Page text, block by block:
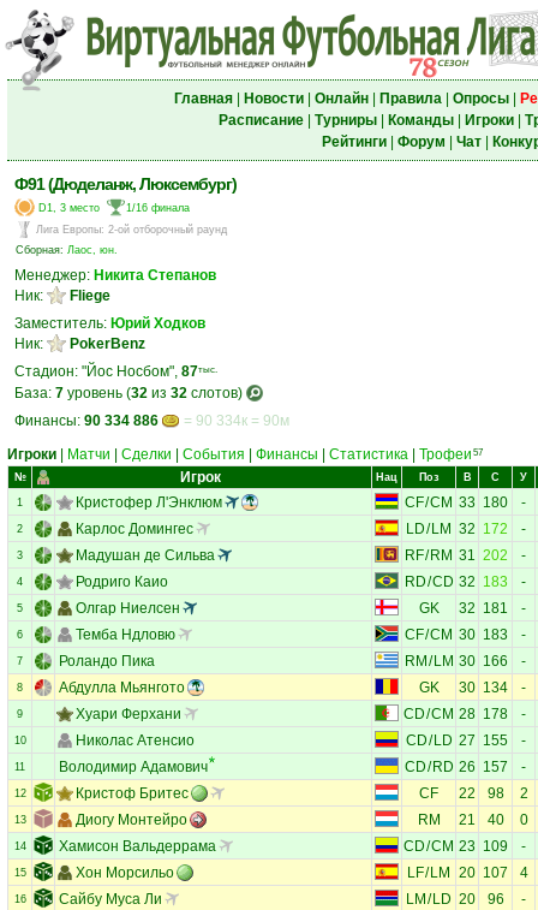
Главная| Новости| Онлайн| Правила| Опросы|
Расписание| Турниры| Команды| Игроки|
Рейтинги| Форум Чат|
Ф91 (Дюделанж, Люксембург)
D1, 3 место
1/16 финала
Лига Европы: 2-ой отборочный раунд
Сборная: Лаос, юн.
Менеджер: Никита Степанов
Ник:
Fliege
Заместитель: Юрий Ходков
Ник:
PokerBenz
Стадион: "Йос Носбом", 87тыс.
База: 7 уровень (32 из 32 слотов)
Финансы: 90 334 886
= 90 334к = 90м
Игроки
Матчи Сделки События Финансы Статистика Трофеи 57
№ Игрок Нац Поз В С У
1 Кристофер Л'Энклюм CF/CM 33 180 -
2 Карлос Домингес LD/ LM 32 172 -
3 Мадушан де Сильва RF/ RM 31 202 -
4 Родриго Каио RD/CD 32 183 -
5 Олгар Ниелсен GK 32 181 -
6 Темба Ндловю CF/CM 30 183 -
7 Роландо Пика RM /LM 30 166 -
8 Абдулла Мьянгото GK 30 134 -
9 Хуари Ферхани CD/CM 28 178 -
10 Николас Атенсио CD/LD 27 155 -
11 Володимир Адамович CD/RD 26 157 -
12 Кристоф Бритес CF 22 98 2
13 Диогу Монтейро RM 21 40 0
14 Хамисон Вальдеррама CD/CM 23 109 -
15 Хон Морсильо LF/ LM 20 107 4
16 Сайбу Муса Ли LM / LD 20 96 -